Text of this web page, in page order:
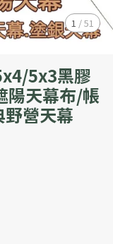
1 /51
5x3黑膠
陽天幕布/帳
營天幕